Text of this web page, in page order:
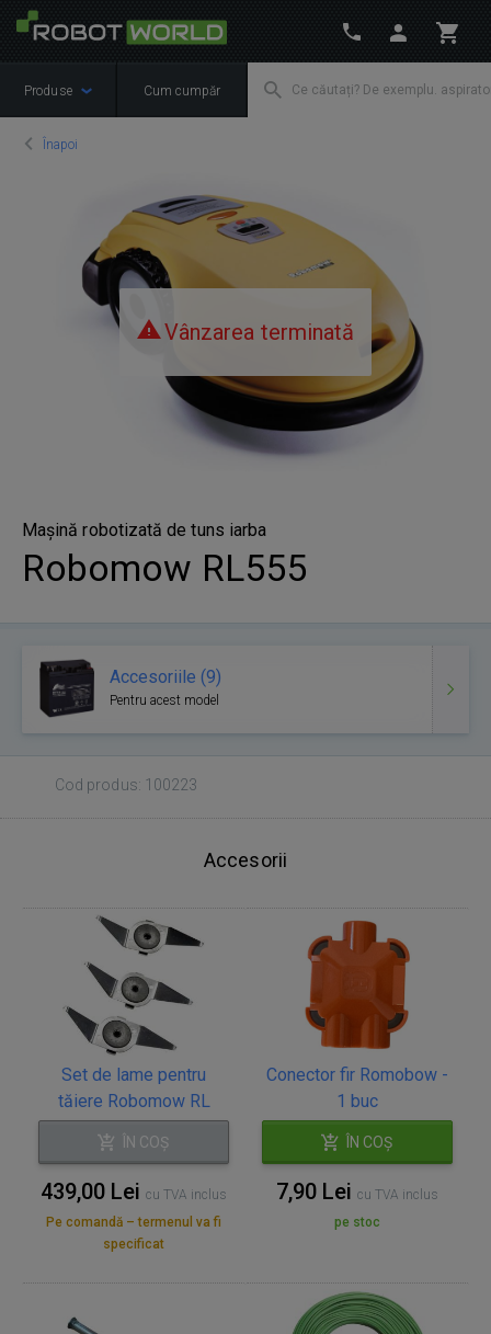
Produse Cum cumpăr
Înapoi
Vânzarea terminată
Mașină robotizată de tuns iarba
Robomow RL555
Accesoriile (9)
Pentru acest model
Cod produs: 100223
Accesorii
Set de lame pentru
tăiere Robomow RL
ÎN COȘ
439,00 Lei cu TVA inclus
Pe comandă – termenul va fi
specificat
Conector fir Romobow -
1 buc
ÎN COȘ
7,90 Lei cu TVA inclus
pe stoc